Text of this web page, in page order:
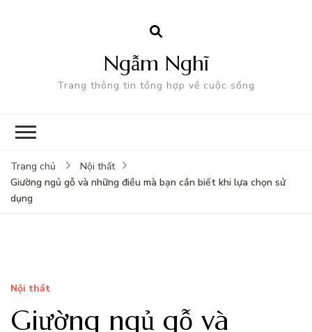
Ngẫm Nghĩ
Trang thông tin tổng hợp về cuộc sống
Trang chủ
Nội thất
Giường ngủ gỗ và những điều mà bạn cần biết khi lựa chọn sử
dụng
Nội thất
Giường ngủ gỗ và